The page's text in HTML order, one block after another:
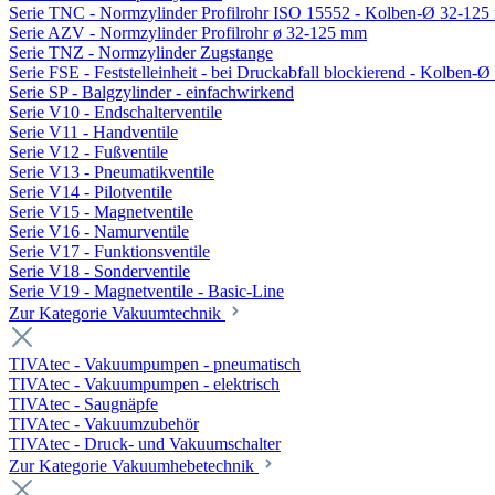
Serie TNC - Normzylinder Profilrohr ISO 15552 - Kolben-Ø 32-125
Serie AZV - Normzylinder Profilrohr ø 32-125 mm
Serie TNZ - Normzylinder Zugstange
Serie FSE - Feststelleinheit - bei Druckabfall blockierend - Kolben-Ø
Serie SP - Balgzylinder - einfachwirkend
Serie V10 - Endschalterventile
Serie V11 - Handventile
Serie V12 - Fußventile
Serie V13 - Pneumatikventile
Serie V14 - Pilotventile
Serie V15 - Magnetventile
Serie V16 - Namurventile
Serie V17 - Funktionsventile
Serie V18 - Sonderventile
Serie V19 - Magnetventile - Basic-Line
Zur Kategorie Vakuumtechnik
TIVAtec - Vakuumpumpen - pneumatisch
TIVAtec - Vakuumpumpen - elektrisch
TIVAtec - Saugnäpfe
TIVAtec - Vakuumzubehör
TIVAtec - Druck- und Vakuumschalter
Zur Kategorie Vakuumhebetechnik